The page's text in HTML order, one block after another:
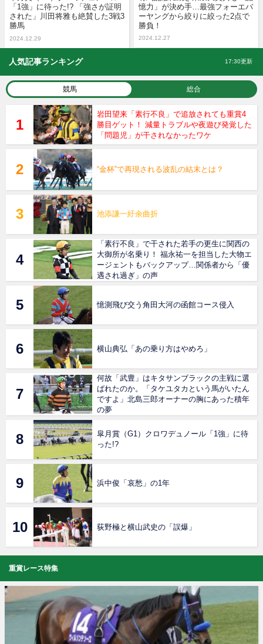
「1強」に待った!? 「強さが証明
された」川田将雅も絶賛した3戦3
勝馬
2024.12.29
憶力」が決め手…最強フォーエバ
ーヤングから絞りに絞った2点で
勝負！
2024.12.27
人気記事ランキング 17:30更新
競馬 総合
岩田望来「素行不良」で追放されても重賞4
勝目ゲット！ 減量トラブルや夜遊び発覚した
「問題児」が干されなかったワケ
“金杯”で再現される波乱の結末とは？
池添謙一紆余曲折
「素行不良」で干された若手の更生に関西の
大御所が名乗り！ 福永祐一を担当した大物エ
ージェントもバックアップ…関係者から「優
遇され過ぎ」の声
憶測飛び交う角田大河の函館コース侵入
横山典弘「あの乗り方はやめろ」
何故「武豊」はキタサンブラックの主戦に選
ばれたのか。「タケユタカという馬がいたん
ですよ」北島三郎オーナーの胸にあった積年
の夢
皐月賞（G1）クロワデュノール「1強」に待
った!?
浜中俊「哀愁」の1年
荻野極と横山武史の「誤爆」
重賞レース特集